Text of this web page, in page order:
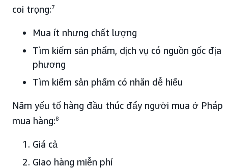
coi trọng:7
Mua ít nhưng chất lượng
Tìm kiếm sản phẩm, dịch vụ có nguồn gốc địa
phương
Tìm kiếm sản phẩm có nhãn dễ hiểu
Năm yếu tố hàng đầu thúc đẩy người mua ở Pháp
mua hàng:8
Giá cả
Giao hàng miễn phí